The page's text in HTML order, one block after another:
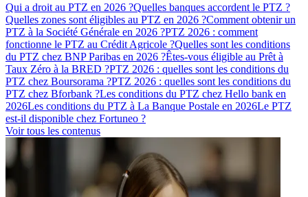
Qui a droit au PTZ en 2026 ?Quelles banques accordent le PTZ ?
Quelles zones sont éligibles au PTZ en 2026 ?Comment obtenir un
PTZ à la Société Générale en 2026 ?PTZ 2026 : comment
fonctionne le PTZ au Crédit Agricole ?Quelles sont les conditions
du PTZ chez BNP Paribas en 2026 ?Êtes-vous éligible au Prêt à
Taux Zéro à la BRED ?PTZ 2026 : quelles sont les conditions du
PTZ chez Boursorama ?PTZ 2026 : quelles sont les conditions du
PTZ chez Bforbank ?Les conditions du PTZ chez Hello bank en
2026Les conditions du PTZ à La Banque Postale en 2026Le PTZ
est-il disponible chez Fortuneo ?
Voir tous les contenus